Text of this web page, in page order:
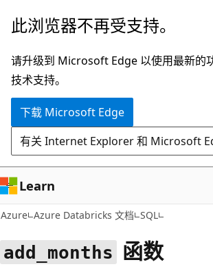
跳
主
要
内
此浏览器不再受支持。
请升级到 Microsoft Edge 以使用最新的
技术支持。
下载 Microsoft Edge
有关 Internet Explorer 和 Microsoft
Learn
Azure Azure Databricks 文档 SQL
add_months 函数